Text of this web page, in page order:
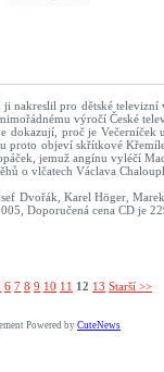
nakreslil pro dětské
výročí České
dokazují, proč je
proto objeví skřítkové
jemuž angínu vyléčí
o vlčatech Václava
Dvořák, Karel Höger,
Doporučená cena CD je
6 7 8 9 10 11 12 13 Starší >>
Powered by CuteNews